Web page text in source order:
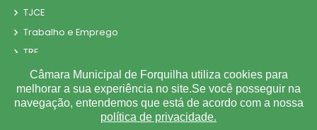
TJCE
Trabalho e Emprego
TRE
TCE
Plugwin Sistemas. Todos os direitos reservados.
Câmara Municipal de Forquilha utiliza cookies para
melhorar a sua experiência no site.Se você posseguir na
navegação, entendemos que está de acordo com a nossa
política de privacidade.